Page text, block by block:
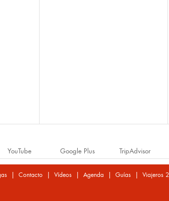
YouTube Google Plus TripAdvisor
| Contacto| Vídeos| Agenda | Guías| Viajeros